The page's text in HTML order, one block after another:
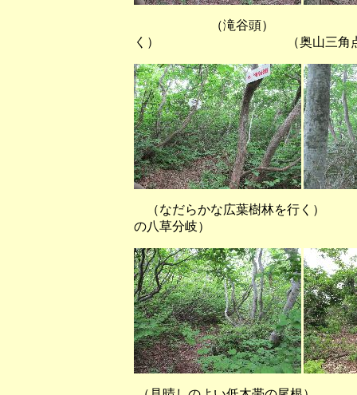
（滝谷頭） （
く） （奥山三角点
（なだらかな広葉樹
の八草分岐）